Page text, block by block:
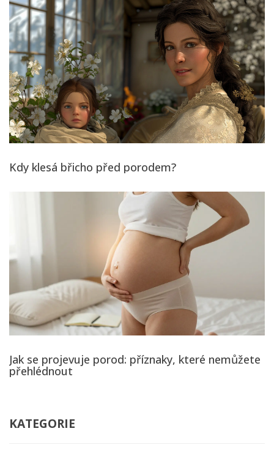
Kdy klesá břicho před porodem?
Jak se projevuje porod: příznaky, které nemůžete
přehlédnout
KATEGORIE